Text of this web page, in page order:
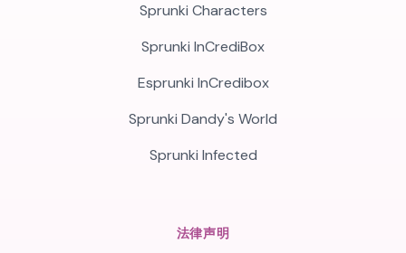
Sprunki Characters
Sprunki InCrediBox
Esprunki InCredibox
Sprunki Dandy's World
Sprunki Infected
法律声明